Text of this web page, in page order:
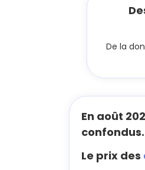
De la
En août
confondus.
Le prix des